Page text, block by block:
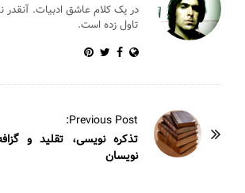
در یک کلام عاشق ادبیات. آنقدر
تاول زده است.
Previous Post:
تذکره نویسی، تقلید و
نویسان